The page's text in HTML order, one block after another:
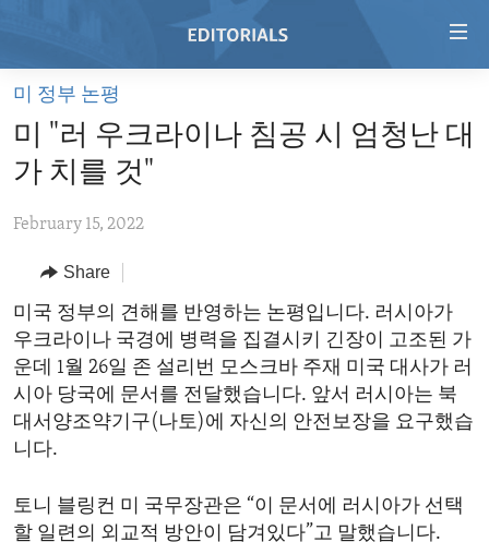
Skip
main
content
to
Navigation
Skip
Search
HOME
VIDEO
REGIONS
AFRICA
AMERICAS
ASIA
EUROPE
MIDDLE EAST
TOPICS
HUMAN RIGHTS
SECURITY AND DEFENSE
AID AND DEVELOPMENT
DEMOCRACY AND GOVERNANCE
ENVIRONMENT AND HEALTH
ARCHIVE
ABOUT US
FOLLOW US
미 정부 논평
미 "러 우크라이나 침공 시 엄청난 대
가 치를 것"
February 15, 2022
Share
미국 정부의 견해를 반영하는 논평입니다. 러시아가
우크라이나 국경에 병력을 집결시키 긴장이 고조된 가
운데 1월 26일 존 설리번 모스크바 주재 미국 대사가 러
시아 당국에 문서를 전달했습니다. 앞서 러시아는 북
대서양조약기구(나토)에 자신의 안전보장을 요구했습
니다.
토니 블링컨 미 국무장관은 “이 문서에 러시아가 선택
할 일련의 외교적 방안이 담겨있다”고 말했습니다.